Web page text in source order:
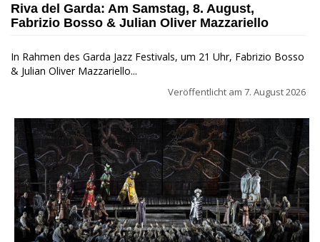
Riva del Garda: Am Samstag, 8. August,
Fabrizio Bosso & Julian Oliver Mazzariello
In Rahmen des Garda Jazz Festivals, um 21 Uhr, Fabrizio Bosso
& Julian Oliver Mazzariello...
Veröffentlicht am 7. August 2026